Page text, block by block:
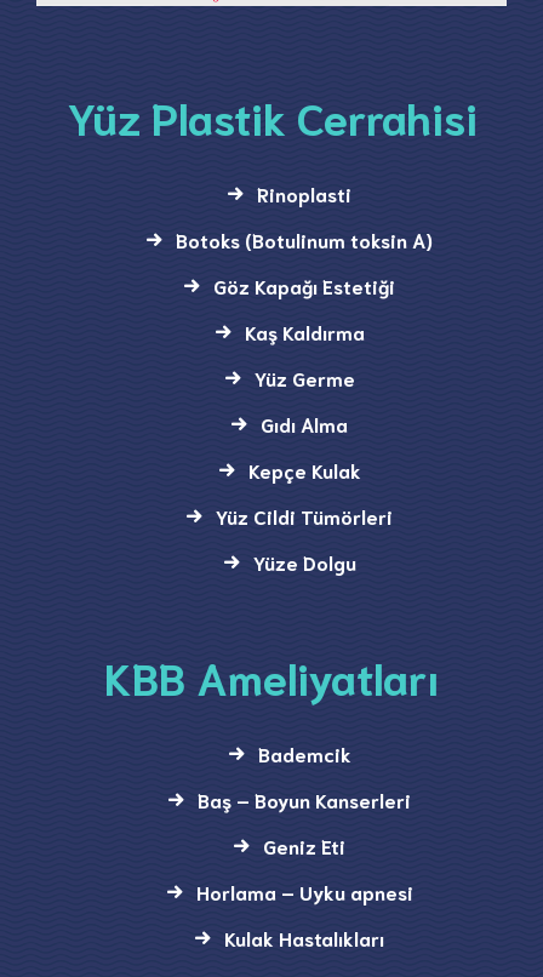
Yüz Plastik Cerrahisi
Rinoplasti
Botoks (Botulinum toksin A)
Göz Kapağı Estetiği
Kaş Kaldırma
Yüz Germe
Gıdı Alma
Kepçe Kulak
Yüz Cildi Tümörleri
Yüze Dolgu
KBB Ameliyatları
Bademcik
Baş – Boyun Kanserleri
Geniz Eti
Horlama – Uyku apnesi
Kulak Hastalıkları